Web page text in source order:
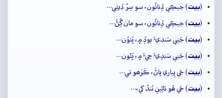
(بيت) جيڪِي ڏِنائُون، سو سِرُ ڏيئِي…
(بيت) جيڪِي ڏِنائُون، سو مان ڳُڻُ…
(بيت) جَنِي سَنديءَ ٻوڏِ ۾، ڀَتوُن…
(بيت) جَنِي سَندِيءَ جِيءَ ۾، ڀَتُون…
(بيت) جَي پِياري پاڻَ، ڪَرَھو تي…
(بيت) جَي ھُو تاڻِينِ تَندُ کي،…